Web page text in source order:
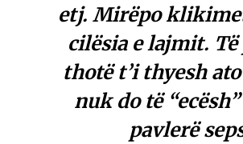
etj. Mirëpo
cilësia e lajmit.
thotë t’i thyesh
nuk do të
pavlerë